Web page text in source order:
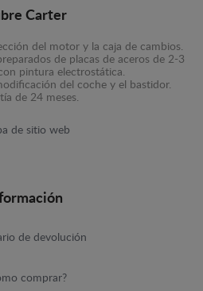
Carter
del motor y la caja de cambios.
de placas de aceros de 2-3
pintura electrostática.
del coche y el bastidor.
de 24 meses.
de sitio web
de devolución
comprar?